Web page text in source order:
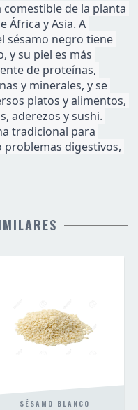
comestible de la planta
África y Asia. A
sésamo negro tiene
y su piel es más
de proteínas,
y minerales, y se
platos y alimentos,
aderezos y sushi.
tradicional para
digestivos,
SÉSAMO BLANCO